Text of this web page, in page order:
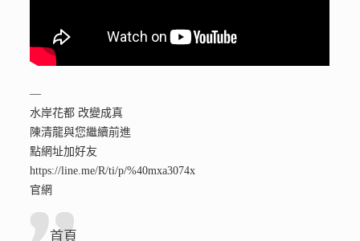
—
水岸花都 改變成真
陳清龍與您繼續前進
點網址加好友
https://line.me/R/ti/p/%40mxa3074x
官網
首頁